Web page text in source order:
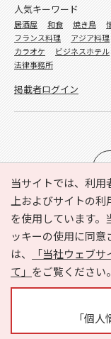
当サイトでは、利
上およびサイトの
を使用しています。
ッキーの使用に同
は、
「当社ウェブ
て」 をご覧ください。
「個
e-NAVITA（イーナ
利用規約
個
サイトマップ
人気キーワード
居酒屋 和食 焼き鳥
フランス料理
アジア料理
カラオケ
ビジネスホテル
法律事務所
掲載者ログイン